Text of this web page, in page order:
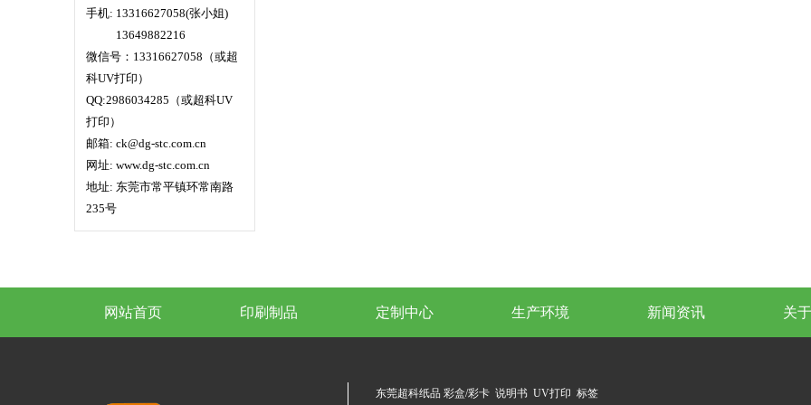
手机: 13316627058(张小姐)
13649882216
微信号：13316627058（或超
科UV打印）
QQ:2986034285（或超科UV
打印）
邮箱: ck@dg-stc.com.cn
网址: www.dg-stc.com.cn
地址: 东莞市常平镇环常南路
235号
网站首页 印刷制品 定制中心 生产环境 新闻资讯 关
东莞超科纸品 彩盒/彩卡 说明书 UV打印 标签